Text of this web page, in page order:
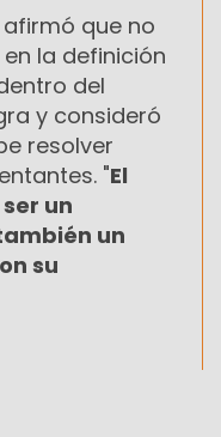
que no
la definición
del
y consideró
resolver
"El
un
un
su